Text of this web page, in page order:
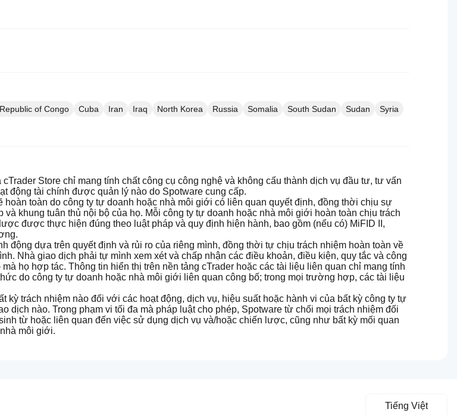
of Congo Cuba Iran Iraq North Korea Russia Somalia South Sudan Sudan
Syria
Store chỉ mang tính chất công cụ công nghệ và không cấu thành dịch vụ đầu tư, tư vấn
động tài chính được quản lý nào do Spotware cung cấp.
toàn do công ty tự doanh hoặc nhà môi giới có liên quan quyết định, đồng thời chịu sự
khung tuân thủ nội bộ của họ. Mỗi công ty tự doanh hoặc nhà môi giới hoàn toàn chịu trách
được thực hiện đúng theo luật pháp và quy định hiện hành, bao gồm (nếu có) MiFID II,
động dựa trên quyết định và rủi ro của riêng mình, đồng thời tự chịu trách nhiệm hoàn toàn về
Nhà giao dịch phải tự mình xem xét và chấp nhận các điều khoản, điều kiện, quy tắc và công
họ hợp tác. Thông tin hiển thị trên nền tảng cTrader hoặc các tài liệu liên quan chỉ mang tính
do công ty tự doanh hoặc nhà môi giới liên quan công bố; trong mọi trường hợp, các tài liệu
kỳ trách nhiệm nào đối với các hoạt động, dịch vụ, hiệu suất hoặc hành vi của bất kỳ công ty tự
dịch nào. Trong phạm vi tối đa mà pháp luật cho phép, Spotware từ chối mọi trách nhiệm đối
từ hoặc liên quan đến việc sử dụng dịch vụ và/hoặc chiến lược, cũng như bất kỳ mối quan
môi giới.
Tiếng Việt